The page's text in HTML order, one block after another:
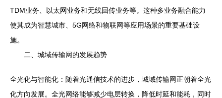
TDM业务、以太网业务和无线回传业务等。这种多业务融合能力
使其成为智慧城市、5G网络和物联网等应用场景的重要基础设
施。
二、城域传输网的发展趋势
全光化与智能化：随着光通信技术的进步，城域传输网正朝着全光
化方向发展。全光网络能够减少电层转换，降低时延和能耗，同时